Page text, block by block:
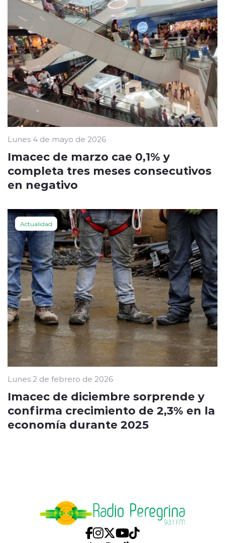
Lunes 4 de mayo de 2026
Imacec de marzo cae 0,1% y
completa tres meses consecutivos
en negativo
Actualidad
Lunes 2 de febrero de 2026
Imacec de diciembre sorprende y
confirma crecimiento de 2,3% en la
economía durante 2025